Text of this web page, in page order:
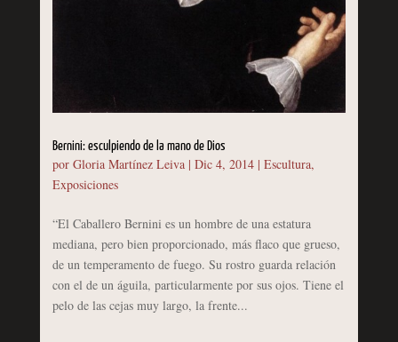
Bernini: esculpiendo de la mano de Dios
por Gloria Martínez Leiva| Dic 4, 2014| Escultura,
Exposiciones
“El Caballero Bernini es un hombre de una estatura
mediana, pero bien proporcionado, más flaco que grueso,
de un temperamento de fuego. Su rostro guarda relación
con el de un águila, particularmente por sus ojos. Tiene el
pelo de las cejas muy largo, la frente...